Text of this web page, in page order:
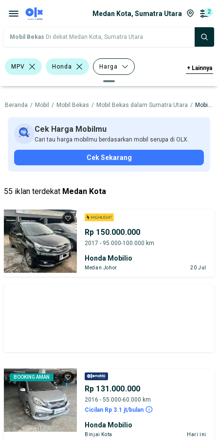
Medan Kota, Sumatra Utara 2
Mobil Bekas Di dekat Medan Kota, Sumatra Utara
MPV Honda Harga
Merek Dan Model Tahun
Tipe Bodi Tipe Membership
+ Lainnya
Beranda / Mobil / Mobil Bekas / Mobil Bekas dalam Sumatra Utara / Mobil Bekas dalam Medan Kota
Cek Harga Mobilmu
Cari tau harga mobilmu berdasarkan mobil serupa di OLX.
Cek Sekarang
55 iklan terdekat Medan Kota
Rp 150.000.000
2017 - 95.000-100.000 km
Honda Mobilio
Medan Johor 20 Jul
BOOKING AMAN
Rp 131.000.000
2016 - 55.000-60.000 km
Cicilan Rp 3.1 jt/bulan
Honda Mobilio
Binjai Kota Hari ini